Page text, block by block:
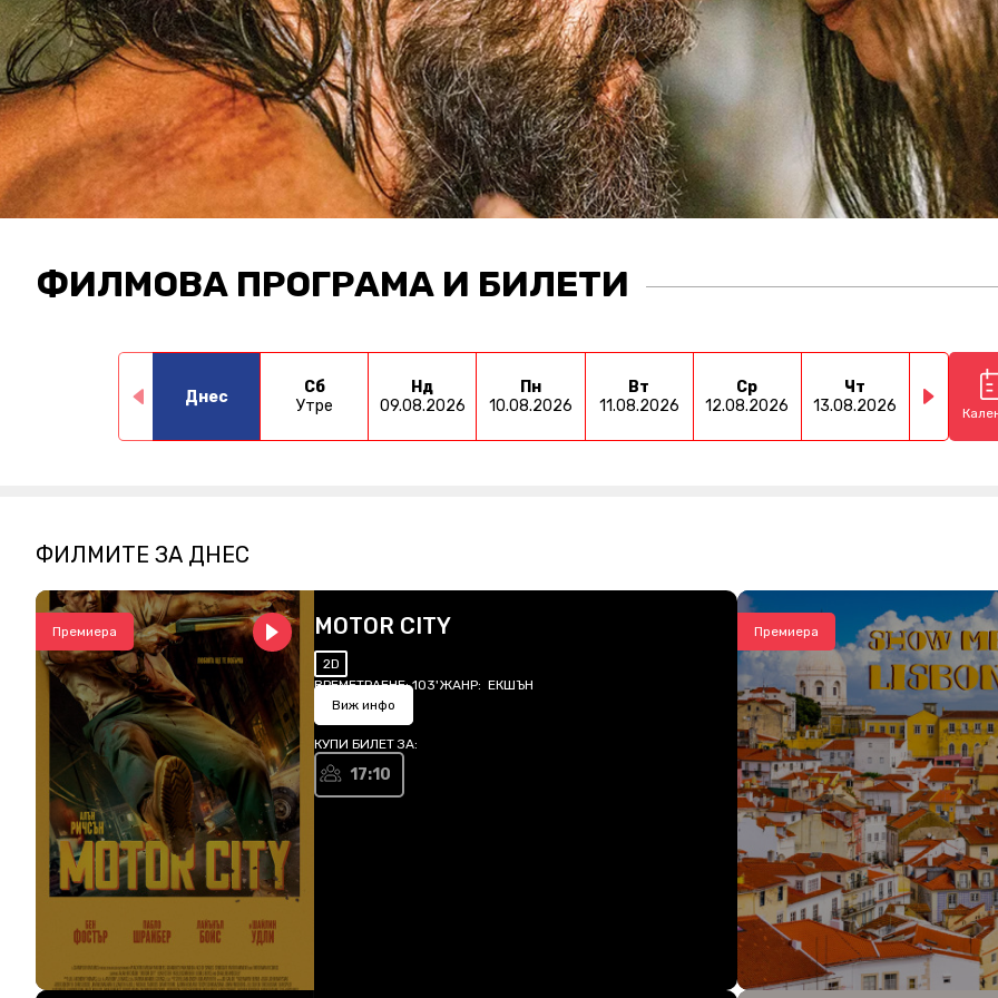
ФИЛМОВА ПРОГРАМА И БИЛЕТИ
Днес
Сб
Утре
Нд
09.08.2026
Пн
10.08.2026
Вт
11.08.2026
Ср
12.08.2026
Чт
13.08.2026
ФИЛМИТЕ ЗА ДНЕС
Премиера MOTOR CITY
2D
ВРЕМЕТРАЕНЕ: 103'ЖАНР: ЕКШЪН
Виж инфо
КУПИ БИЛЕТ ЗА:
17:10
Премиера